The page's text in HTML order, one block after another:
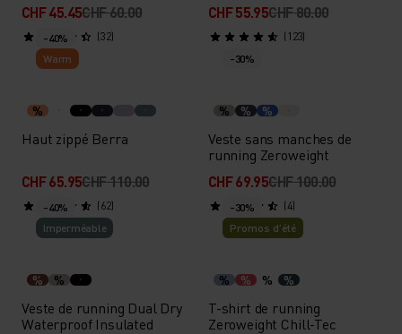
CHF 45.45CHF 60.00
(32)
CHF 55.95CHF 80.00
(123)
-40%
Warm
%
Haut zippé Berra
CHF 65.95CHF 110.00
(62)
-30%
% % %
Veste sans manches de
running Zeroweight
CHF 69.95CHF 100.00
(4)
-40%
Imperméable
% %
Veste de running Dual Dry
Waterproof Insulated
-30%
Promos d’été
% % % %
T-shirt de running
Zeroweight Chill-Tec